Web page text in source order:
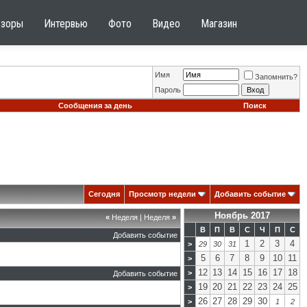
Интервью Фото Видео Магазин
Имя
Запомнить?
Пароль
Сообщения за день
Поиск
Сегодня Просмотр недели Добавить событие
« Неделя | Неделя »
Добавить событие
Добавить событие
Ноябрь 2017
В П В С Ч П
С
>
29 30 31 1 2 3 4
> 5 6 7 8 9 10 11
> 12 13 14 15 16 17 18
> 19 20 21 22 23 24 25
> 26 27 28 29 30 1 2